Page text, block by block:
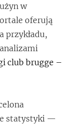
w
oferują
przykładu,
club brugge –
statystyki —